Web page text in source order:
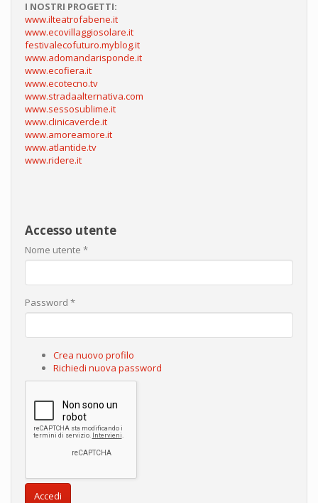
I NOSTRI PROGETTI:
www.ilteatrofabene.it
www.ecovillaggiosolare.it
festivalecofuturo.myblog.it
www.adomandarisponde.it
www.ecofiera.it
www.ecotecno.tv
www.stradaalternativa.com
www.sessosublime.it
www.clinicaverde.it
www.amoreamore.it
www.atlantide.tv
www.ridere.it
Accesso utente
Nome utente *
Password *
Crea nuovo profilo
Richiedi nuova password
Accedi